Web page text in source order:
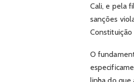
Cali, e pela
sanções
Constituição
O